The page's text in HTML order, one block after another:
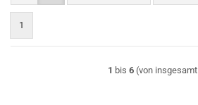
1
1 bis 6 (von insgesamt